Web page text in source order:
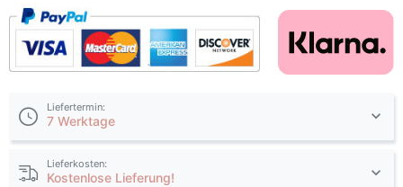
Liefertermin:
7 Werktage
Lieferkosten:
Kostenlose Lieferung!